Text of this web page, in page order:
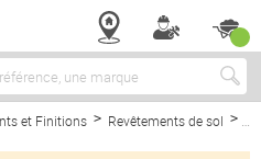
Chercher
et Finitions Revêtements de sol